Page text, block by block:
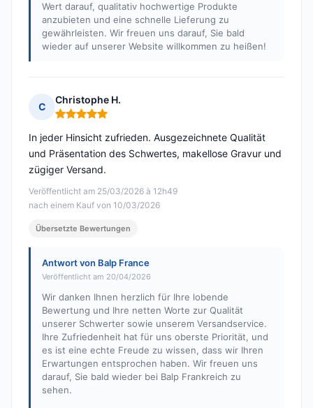
Wert darauf, qualitativ hochwertige Produkte
anzubieten und eine schnelle Lieferung zu
gewährleisten. Wir freuen uns darauf, Sie bald
wieder auf unserer Website willkommen zu heißen!
C
Christophe H.
Hinweis: 5 von 5
Veröffentlicht am 25/03/2026 à 12h49
nach einem Kauf von 10/03/2026
In jeder Hinsicht zufrieden. Ausgezeichnete Qualität
und Präsentation des Schwertes, makellose Gravur und
zügiger Versand.
Übersetzte Bewertungen
Antwort von Balp France
Veröffentlicht am 20/04/2026
Wir danken Ihnen herzlich für Ihre lobende
Bewertung und Ihre netten Worte zur Qualität
unserer Schwerter sowie unserem Versandservice.
Ihre Zufriedenheit hat für uns oberste Priorität, und
es ist eine echte Freude zu wissen, dass wir Ihren
Erwartungen entsprochen haben. Wir freuen uns
darauf, Sie bald wieder bei Balp Frankreich zu
sehen.